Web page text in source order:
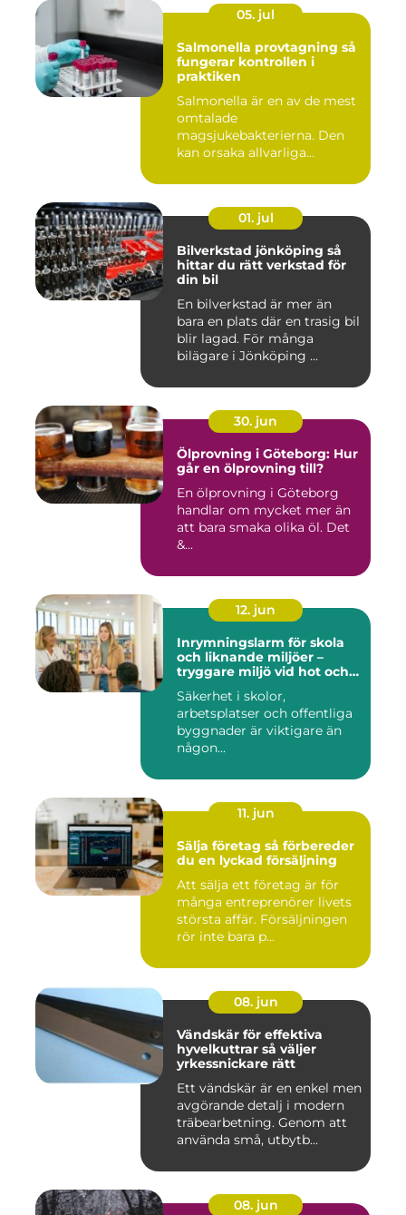
05. jul
Salmonella provtagning så
fungerar kontrollen i
praktiken
Salmonella är en av de mest
omtalade
magsjukebakterierna. Den
kan orsaka allvarliga
01. jul
Bilverkstad jönköping så
hittar du rätt verkstad för
din bil
En bilverkstad är mer än
bara en plats där en trasig bil
blir lagad. För många
bilägare i Jönköping ...
30. jun
Ölprovning i Göteborg: Hur
går en ölprovning till?
En ölprovning i Göteborg
handlar om mycket mer än
att bara smaka olika öl. Det
&...
12. jun
Inrymningslarm för skola
och liknande miljöer –
tryggare miljö vid hot och
Säkerhet i skolor,
arbetsplatser och offentliga
byggnader är viktigare än
någon...
11. jun
Sälja företag så förbereder
du en lyckad försäljning
Att sälja ett företag är för
många entreprenörer livets
största affär. Försäljningen
rör inte bara p...
08. jun
Vändskär för effektiva
hyvelkuttrar så väljer
yrkessnickare rätt
Ett vändskär är en enkel men
avgörande detalj i modern
träbearbetning. Genom att
använda små, utbytb...
08. jun